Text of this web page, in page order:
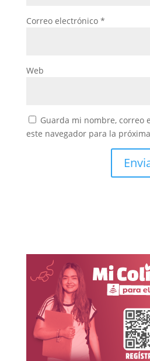
Correo electrónico *
Web
Guarda mi nombre, correo
este navegador para la